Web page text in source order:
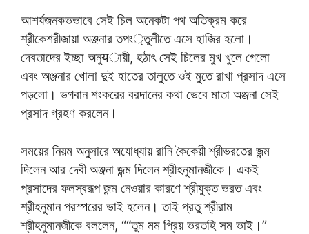
আশর্যজনকভভাবে সেই চিল অনেকটা পথ অতিক্রম করে
শ্রীকেশরীজায়া অঞ্জনার তপং্তুলীতে এসে হাজির হলো।
দেবতাদের ইচ্ছা অনুयায়ী, হঠাৎ সেই চিলের মুখ খুলে গেলো
এবং অঞ্জনার খোলা দুই হাতের তালুতে ওই মুতে রাখা প্রসাদ এসে
পড়লো। ভগবান শংকরের বরদানের কথা ভেবে মাতা অঞ্জনা সেই
প্রসাদ গ্রহণ করলেন।
সময়ের নিয়ম অনুসারে অযোধ্যায় রানি কৈকেয়ী শ্রীভরতের জন্ম
দিলেন আর দেবী অঞ্জনা জন্ম দিলেন শ্রীহনুমানজীকে। একই
প্রসাদের ফলস্বরূপ জন্ম নেওয়ার কারণে শ্রীযুক্ত ভরত এবং
শ্রীহনুমান পরস্পরের ভাই হলেন। তাই প্রতু শ্রীরাম
শ্রীহনুমানজীকে বললেন, ““তুম মম প্রিয় ভরতহি সম ভাই।”